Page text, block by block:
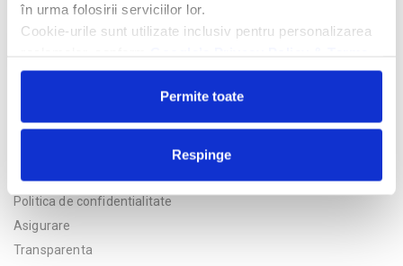
în urma folosirii serviciilor lor.
Cookie-urile sunt utilizate inclusiv pentru personalizarea
Permite toate
Respinge
Politica de confidentialitate
Asigurare
Transparenta